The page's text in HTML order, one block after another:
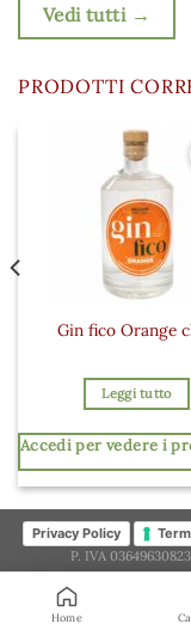
Vedi tutti →
PRODOTTI
Gin fico Orange
Leggi tutto
Accedi per vedere i
Privacy Policy
P. IVA
Home